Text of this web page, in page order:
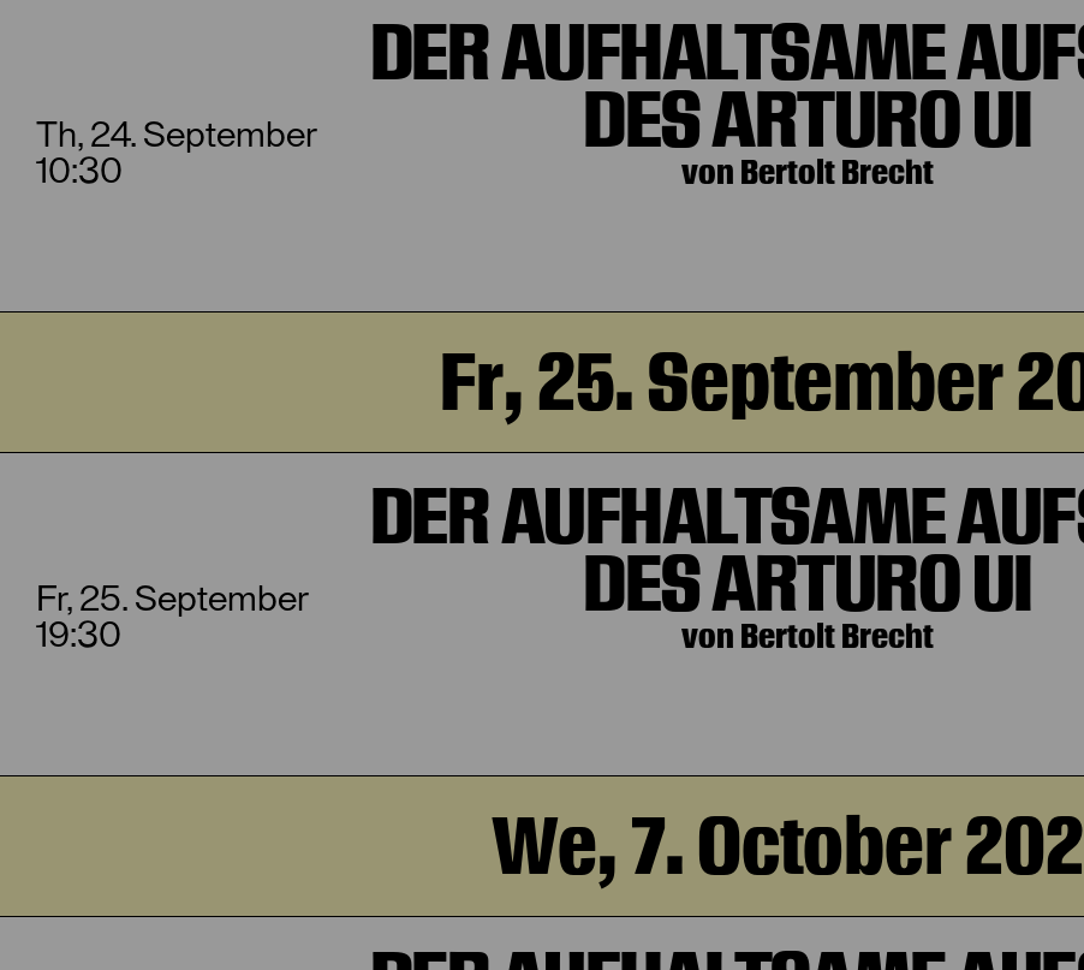
Th, 24. September
10:30
DER AUFHALTSAME
DES ARTURO UI
von Bertolt Brecht
Fr, 25. September
Fr, 25. September
19:30
DER AUFHALTSAME
DES ARTURO UI
von Bertolt Brecht
We, 7. October